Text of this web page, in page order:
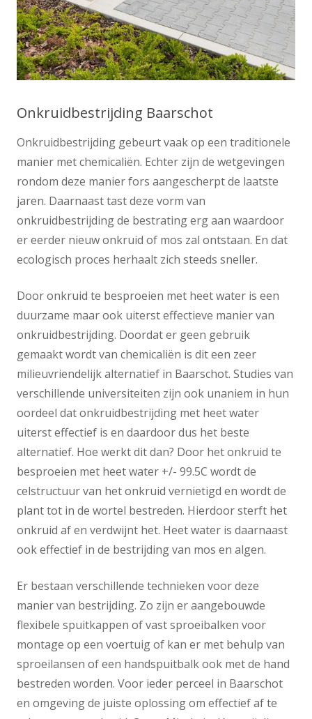
Onkruidbestrijding Baarschot
Onkruidbestrijding gebeurt vaak op een traditionele
manier met chemicaliën. Echter zijn de wetgevingen
rondom deze manier fors aangescherpt de laatste
jaren. Daarnaast tast deze vorm van
onkruidbestrijding de bestrating erg aan waardoor
er eerder nieuw onkruid of mos zal ontstaan. En dat
ecologisch proces herhaalt zich steeds sneller.
Door onkruid te besproeien met heet water is een
duurzame maar ook uiterst effectieve manier van
onkruidbestrijding. Doordat er geen gebruik
gemaakt wordt van chemicaliën is dit een zeer
milieuvriendelijk alternatief in Baarschot. Studies van
verschillende universiteiten zijn ook unaniem in hun
oordeel dat onkruidbestrijding met heet water
uiterst effectief is en daardoor dus het beste
alternatief. Hoe werkt dit dan? Door het onkruid te
besproeien met heet water +/- 99.5C wordt de
celstructuur van het onkruid vernietigd en wordt de
plant tot in de wortel bestreden. Hierdoor sterft het
onkruid af en verdwijnt het. Heet water is daarnaast
ook effectief in de bestrijding van mos en algen.
Er bestaan verschillende technieken voor deze
manier van bestrijding. Zo zijn er aangebouwde
flexibele spuitkappen of vast sproeibalken voor
montage op een voertuig of kan er met behulp van
sproeilansen of een handspuitbalk ook met de hand
bestreden worden. Voor ieder perceel in Baarschot
en omgeving de juiste oplossing om effectief af te